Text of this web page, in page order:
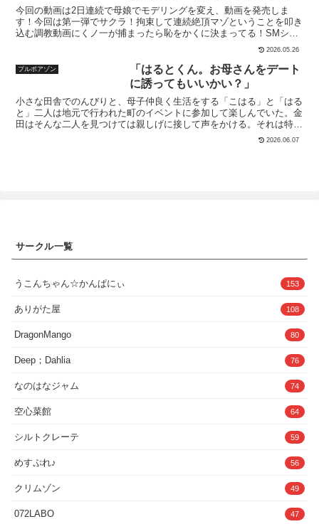
今回の動画は2日連続で母娘でモデリングを変え、動画を発売しま
す！今回は第一弾でサクラ！拘束して連続絶頂マゾということを叩き
込む調教動画にくノ一が捕まったら恥をかくに決まってる！SMショ
ーに無理やり出させて恥辱の限りを尽くす動画合計2本入った動画パ
ック！圧倒的サービスプライスから繰り出すお得なセットで親のサク
ラをたっぷり調教して楽しんじゃって下さい！【当サークルの目標】
日本で一番多くのキャラを扱い日本で一番多くの動画を作ったサーク
ルを目指しています多分達成したかと思いますレビュー等で頂いた物
は次回作に反映させますどんどんリクエストお待ちしております！か
なりのキャラ数を持っているので幅広く対応可能だと思います！●●
のキャラでプレイ内容は◆◆でお願いします！等も対応できます！試
しにリクエストしてみてくださいな〜！調教や肉便器、足コキやペニ
もリクエストOK！ディスコードID:shieri8479Twitter:@wakamarutime
もっとこのキャラで動画出して〜！なども受け付けていますよ！We
contact us by discord！CC-BY.CC-BY-ND， etc.， we have
commercial use rights through special agreements with
them.jackroo，Dnaddr.Whitelemon.Ispinox.Sivel.C＆
Gstudio.URthe1.mopedlampe.OniEkohvius.yaneks.jackyCracky.Pixel
Port.Blaspheratus.
DemonLord.paledriver.VaMChan/VAM_Archer.Xspada.Salem005CC-
BY.Ashu27，
zmhox.nl-vam，
MacGruber.Orange＊Gumi.redeyes.Xstatic.VAMCHAN.tankloverWe
respect.We will contact him or her as soon as we find them.You will
find detailed assets and other information under the above
creators.Everything， including plug-ins， is CC-BY only as of
2026.05.26
プルポアゾン
「はるとくん。お母さんをデート
に誘ってもいいかい？」
小さな田舎でのんびりと、母子仲良く生活をする「こはる」と「はる
と」二人は地元で行われた町のイベントに参加して楽しんでいた。金
田はそんな二人を見つけては親しげに接して声をかける。それは特に
珍しくない、いつも通りの光景だった…… が地方のイベントも終わ
月26日決定です！
2026.06.07
サークル一覧
うこんちゃん☆かんぱにぃ 153
ありがた屋 108
DragonMango 80
Deep；Dahlia 76
なのはなジャム 74
空心菜館 64
シルトクレーテ 59
めすぷれ♪ 56
クリムゾン 49
072LABO 47